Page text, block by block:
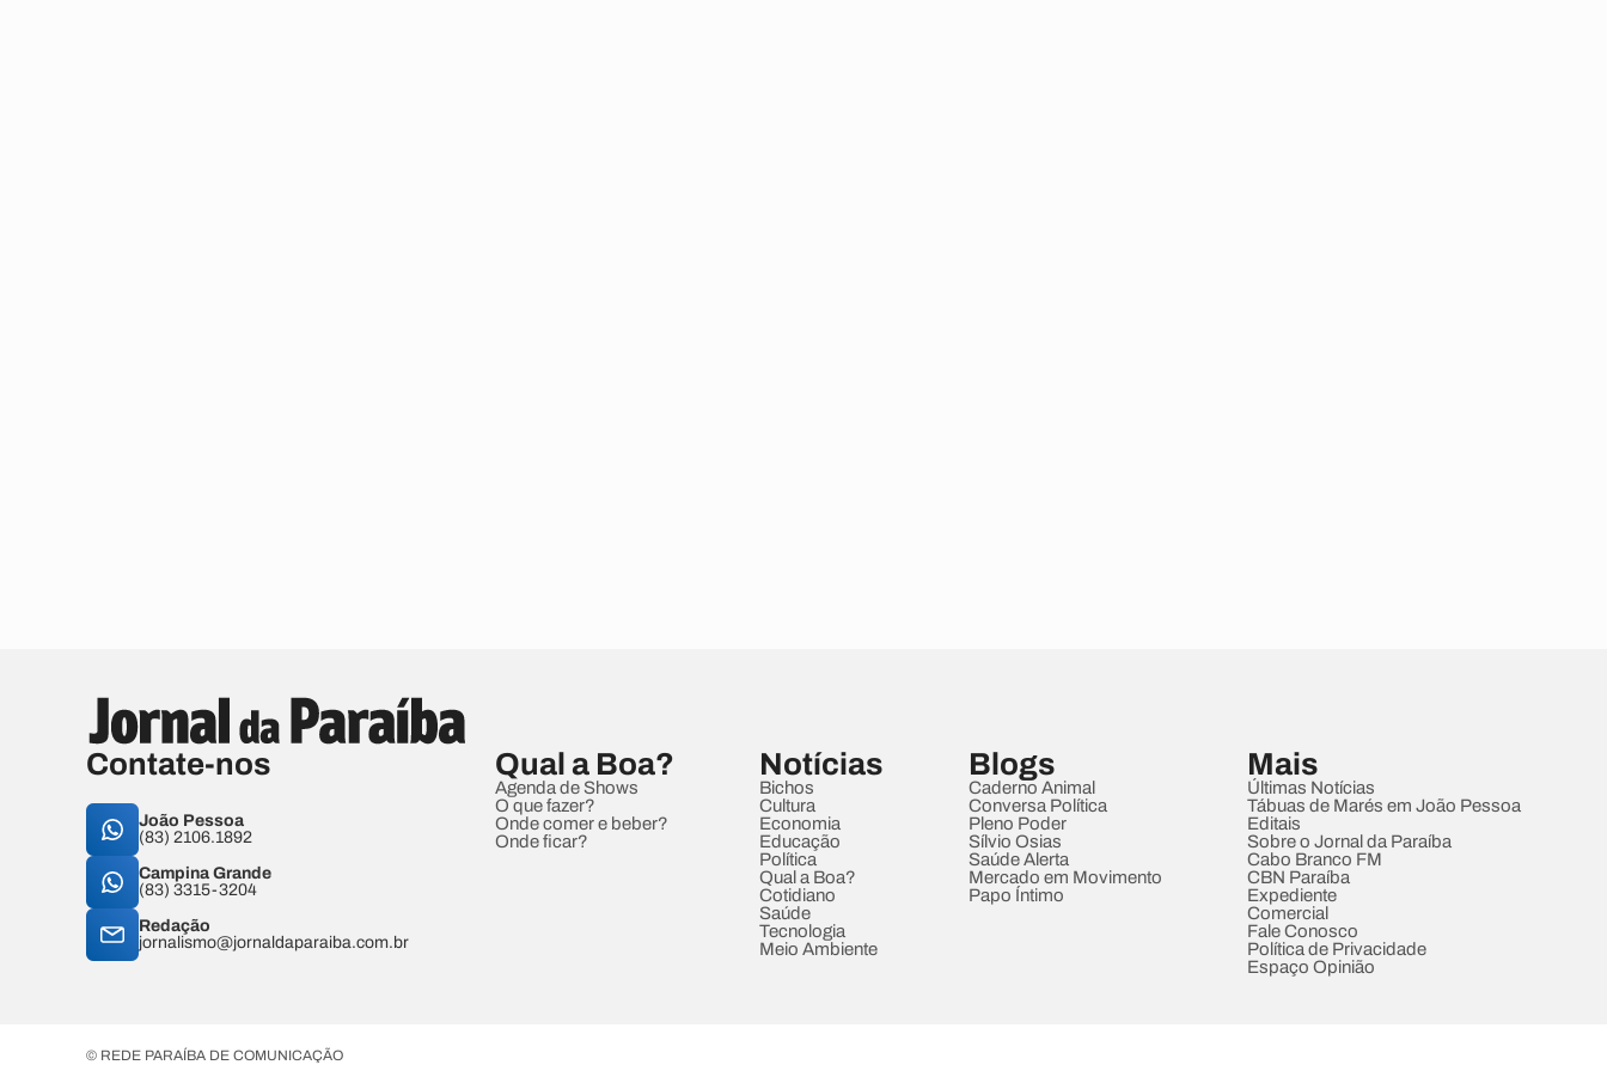
Contate-nos
João Pessoa
(83) 2106.1892
Campina Grande
(83) 3315-3204
Redação
jornalismo@jornaldaparaiba.com.br
Qual a Boa?
Agenda de Shows
O que fazer?
Onde comer e beber?
Onde ficar?
Notícias
Bichos
Cultura
Economia
Educação
Política
Qual a Boa?
Cotidiano
Saúde
Tecnologia
Meio Ambiente
Blogs
Caderno Animal
Conversa Política
Pleno Poder
Sílvio Osias
Saúde Alerta
Mercado em Movimento
Papo Íntimo
Mais
Últimas Notícias
Tábuas de Marés em João Pessoa
Editais
Sobre o Jornal da Paraíba
Cabo Branco FM
CBN Paraíba
Expediente
Comercial
Fale Conosco
Política de Privacidade
Espaço Opinião
© REDE PARAÍBA DE COMUNICAÇÃO